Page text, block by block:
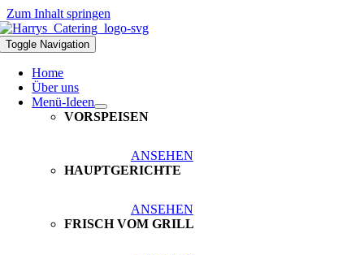
Zum Inhalt springen
Toggle Navigation
Home
Über uns
Menü-Ideen
VORSPEISEN
ANSEHEN
HAUPTGERICHTE
ANSEHEN
FRISCH VOM GRILL